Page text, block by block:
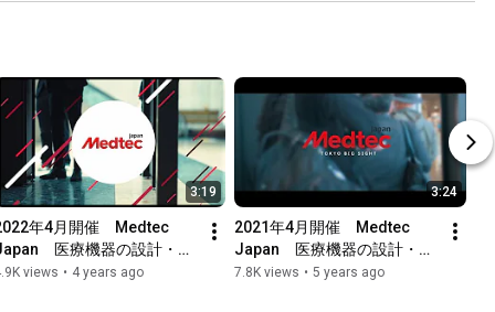
3:19
年4月開催　Medtec
　医療機器の設計・製
に関する展示会・セミナー
views • 4 years ago
3:24
2021年4月開催　Medtec
Japan　医療機器の設計・製
造に関する展示会・セミナー
7.8K views • 5 years ago